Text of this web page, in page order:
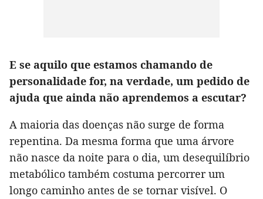
E se aquilo que estamos chamando de
personalidade for, na verdade, um pedido de
ajuda que ainda não aprendemos a escutar?
A maioria das doenças não surge de forma
repentina. Da mesma forma que uma árvore
não nasce da noite para o dia, um desequilíbrio
metabólico também costuma percorrer um
longo caminho antes de se tornar visível. O